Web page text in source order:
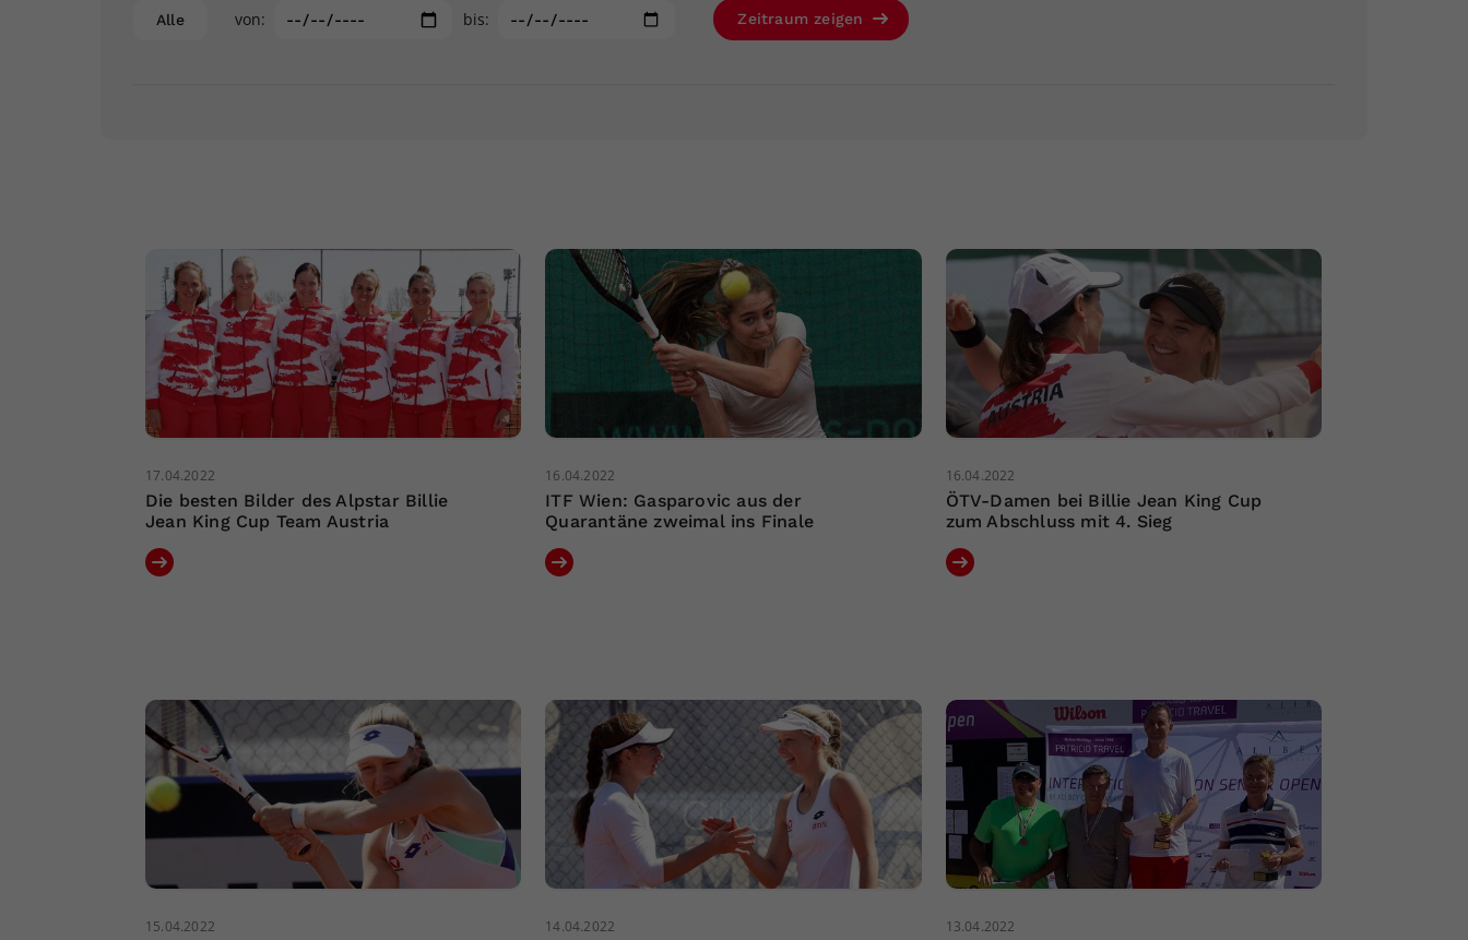
Alle von: bis: Zeitraum zeigen
17.04.2022
Die besten Bilder des Alpstar Billie
Jean King Cup Team Austria
16.04.2022
ITF Wien: Gasparovic aus der
Quarantäne zweimal ins Finale
16.04.2022
ÖTV-Damen bei Billie Jean King Cup
zum Abschluss mit 4. Sieg
15.04.2022 14.04.2022 13.04.2022
Ihrer vorgenommen Einstellungen, falls der